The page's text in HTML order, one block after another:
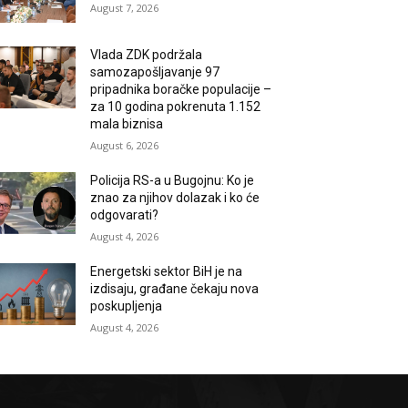
August 7, 2026
Vlada ZDK podržala
samozapošljavanje 97
pripadnika boračke populacije –
za 10 godina pokrenuta 1.152
mala biznisa
August 6, 2026
Policija RS-a u Bugojnu: Ko je
znao za njihov dolazak i ko će
odgovarati?
August 4, 2026
Energetski sektor BiH je na
izdisaju, građane čekaju nova
poskupljenja
August 4, 2026